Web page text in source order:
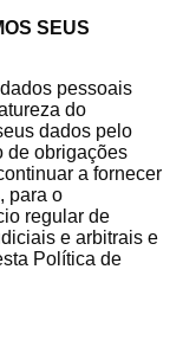
SEUS
pessoais
do
dados pelo
de obrigações
a fornecer
para o
regular de
e arbitrais e
Política de